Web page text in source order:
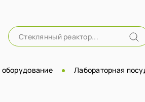
Лабораторная